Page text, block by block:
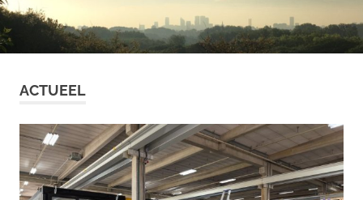
de
inhoud
ACTUEEL